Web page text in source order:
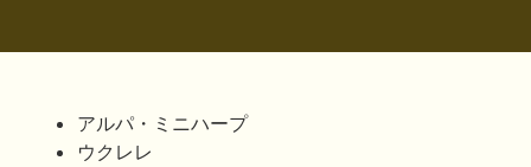
アルパ・ミニハープ
ウクレレ